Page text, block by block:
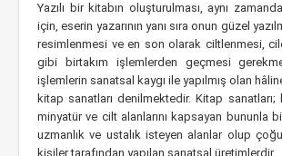
Yazılı bir kitabın oluşturulması, aynı
için, eserin yazarının yanı sıra onun güzel
resimlenmesi ve en son olarak ciltlenmesi,
gibi birtakım işlemlerden geçmesi
işlemlerin sanatsal kaygı ile yapılmış olan
kitap sanatları denilmektedir. Kitap
minyatür ve cilt alanlarını kapsayan bununla
uzmanlık ve ustalık isteyen alanlar olup
kişiler tarafından yapılan sanatsal üretimlerdir.